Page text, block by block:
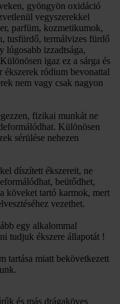
gyöngyön oxidáció
vegyszerekkel
parfüm, kozmetikumok,
tusfürdő, termálvizes fürdő
lúgosabb izzadtsága,
igaz ez a sárga és
ékszerek ródium bevonattal
nem vagy csak nagyon
fizikai munkát ne
Különösen
sérülése nehezen
díszített ékszereit, ne
beütődhet,
köveket tartó karmok, mert
vezethet.
egy alkalommal
tudjuk ékszere állapotát !
tartása miatt bekövetkezett
és más drágaköves